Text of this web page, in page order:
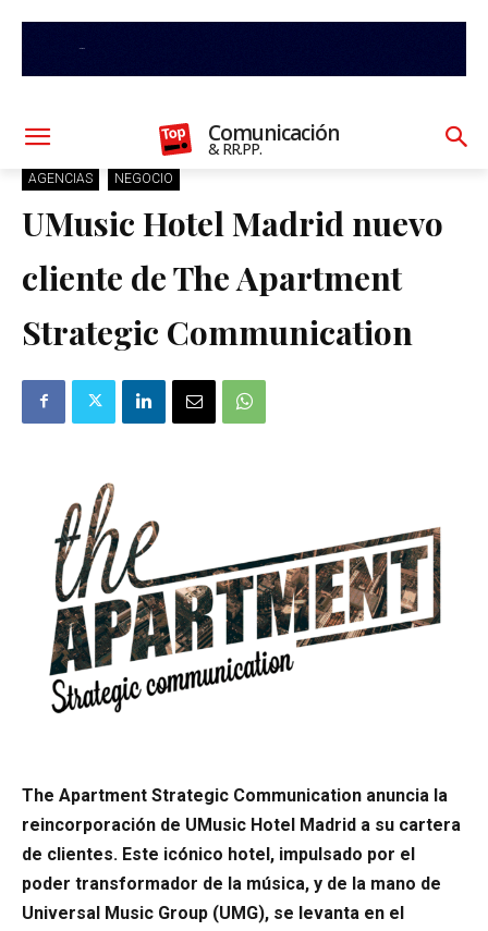
Comunicación
& RR.PP.
AGENCIAS NEGOCIO
UMusic Hotel Madrid nuevo
cliente de The Apartment
Strategic Communication
The Apartment Strategic Communication anuncia la
reincorporación de UMusic Hotel Madrid a su cartera
de clientes. Este icónico hotel, impulsado por el
poder transformador de la música, y de la mano de
Universal Music Group (UMG), se levanta en el